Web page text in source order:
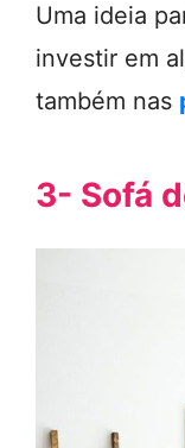
Uma ideia
investir em
também nas
3- Sofá